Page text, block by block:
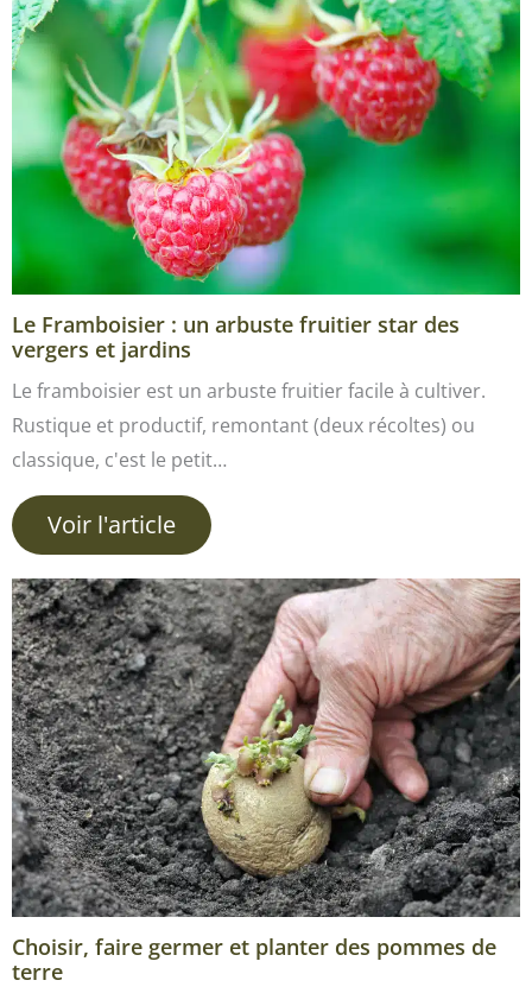
Le Framboisier : un arbuste fruitier star des
vergers et jardins
Le framboisier est un arbuste fruitier facile à cultiver.
Rustique et productif, remontant (deux récoltes) ou
classique, c'est le petit…
Voir l'article
Choisir, faire germer et planter des pommes de
terre